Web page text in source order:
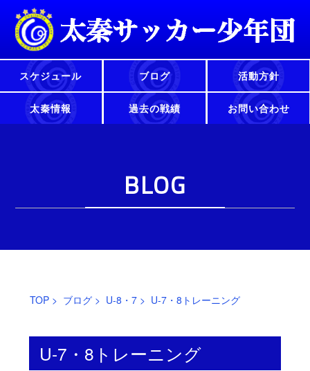
スケジュール ブログ 活動方針
太秦情報 過去の戦績 お問い合わせ
BLOG
TOP> ブログ> U-8・7> U-7・8トレーニング
U-7・8トレーニング